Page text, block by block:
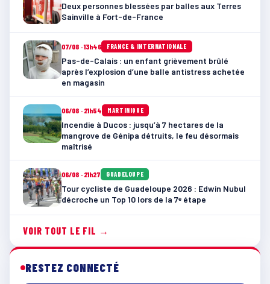
Deux personnes blessées par balles aux Terres
Sainville à Fort-de-France
07/08 · 13h46 FRANCE & INTERNATIONALE
Pas-de-Calais : un enfant grièvement brûlé
après l’explosion d’une balle antistress achetée
en magasin
06/08 · 21h54 MARTINIQUE
Incendie à Ducos : jusqu’à 7 hectares de la
mangrove de Génipa détruits, le feu désormais
maîtrisé
06/08 · 21h27 GUADELOUPE
Tour cycliste de Guadeloupe 2026 : Edwin Nubul
décroche un Top 10 lors de la 7ᵉ étape
VOIR TOUT LE FIL →
RESTEZ CONNECTÉ